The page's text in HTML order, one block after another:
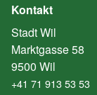
Kontakt
Stadt Wil
Marktgasse 58
9500 Wil
+41 71 913 53 53